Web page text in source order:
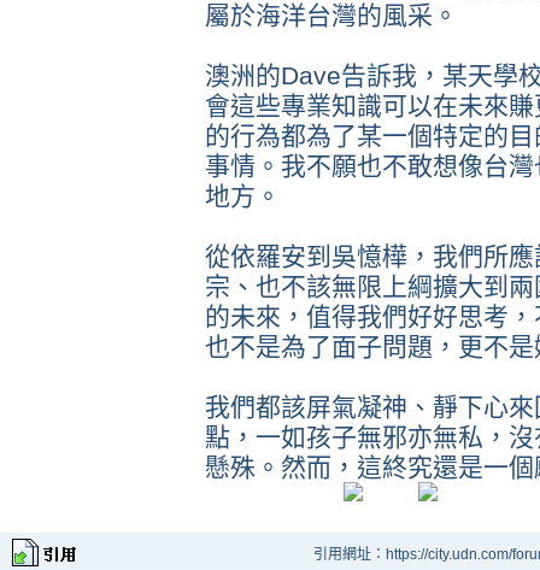
屬於海洋台灣的風采。
澳洲的Dave告訴我，某天學
會這些專業知識可以在未來
的行為都為了某一個特定的
事情。我不願也不敢想像台
地方。
從依羅安到吳憶樺，我們所
宗、也不該無限上綱擴大到
的未來，值得我們好好思考
也不是為了面子問題，更不
我們都該屏氣凝神、靜下心
點，一如孩子無邪亦無私，
懸殊。然而，這終究還是一
引用網址：https://city.udn.com/